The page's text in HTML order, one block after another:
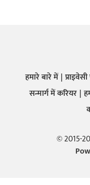
हमारे बारे में
सन्मार्ग में करियर
© 2015-